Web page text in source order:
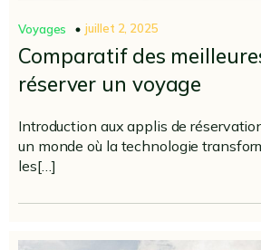
Voyages juillet 2, 2025
Comparatif des
réserver un voyage
Introduction aux applis de
un monde où la technologie
les[…]